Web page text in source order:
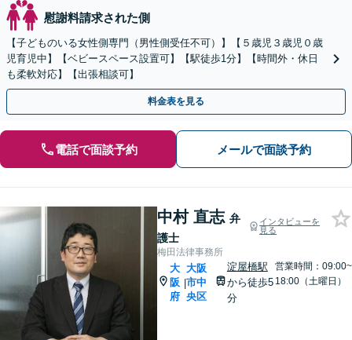
慰謝料請求された側
【子どものいる女性側専門（男性側受任不可）】【５歳児３歳児０歳
児育児中】【ベビースペース設置可】【駅徒歩1分】【時間外・休日
も柔軟対応】【出張相談可】
料金表を見る
電話で面談予約 メールで面談予約
中村 直志 弁
護士
インタビューを
見る
梅田法律事務所
大
阪
府
|
大阪
市中
央区
淀屋橋駅
から徒歩5
分
営業時間：09:00~
18:00（土曜日）